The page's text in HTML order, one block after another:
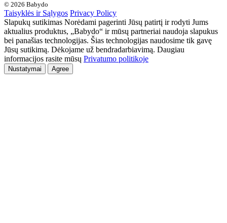
© 2026 Babydo
Taisyklės ir Sąlygos Privacy Policy
Slapukų sutikimas Norėdami pagerinti Jūsų patirtį ir rodyti Jums
aktualius produktus, „Babydo“ ir mūsų partneriai naudoja slapukus
bei panašias technologijas. Šias technologijas naudosime tik gavę
Jūsų sutikimą. Dėkojame už bendradarbiavimą. Daugiau
informacijos rasite mūsų Privatumo politikoje
Nustatymai Agree